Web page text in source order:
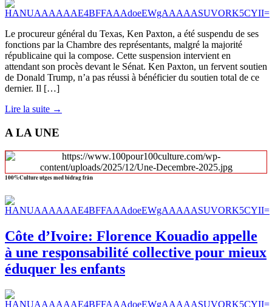
Le procureur général du Texas, Ken Paxton, a été suspendu de ses
fonctions par la Chambre des représentants, malgré la majorité
républicaine qui la compose. Cette suspension intervient en
attendant son procès devant le Sénat. Ken Paxton, un fervent soutien
de Donald Trump, n’a pas réussi à bénéficier du soutien total de ce
dernier. Il […]
Lire la suite →
A LA UNE
100%Culture utges med bidrag från
Côte d’Ivoire: Florence Kouadio appelle
à une responsabilité collective pour mieux
éduquer les enfants